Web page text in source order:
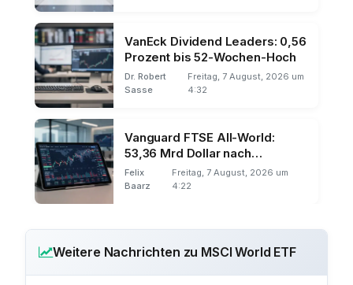
VanEck Dividend Leaders: 0,56
Prozent bis 52-Wochen-Hoch
Dr. Robert
Sasse
Freitag, 7 August, 2026 um
4:32
Vanguard FTSE All-World:
53,36 Mrd Dollar nach
Gebührensenkung
Felix
Baarz
Freitag, 7 August, 2026 um
4:22
Weitere Nachrichten zu MSCI World ETF